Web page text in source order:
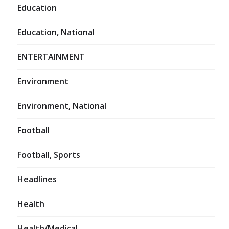
Education
Education, National
ENTERTAINMENT
Environment
Environment, National
Football
Football, Sports
Headlines
Health